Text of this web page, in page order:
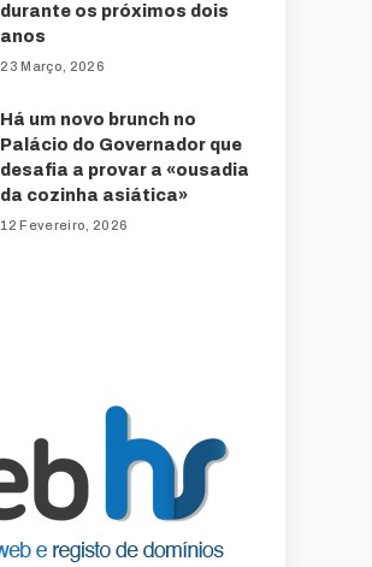
durante os próximos dois
anos
23 Março, 2026
Há um novo brunch no
Palácio do Governador que
desafia a provar a «ousadia
da cozinha asiática»
12 Fevereiro, 2026